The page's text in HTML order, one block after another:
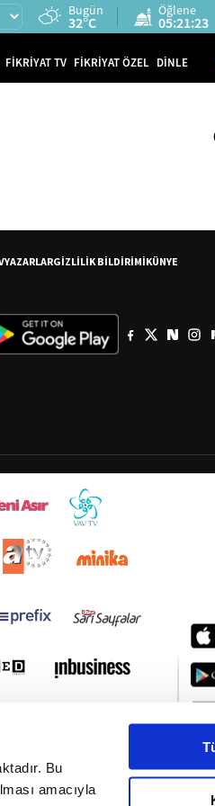
Bu
amacıyla
Bugün
32°C
Öğlene
05:21:23
FİKRİYAT TV FİKRİYAT ÖZEL DİNLE
YAZARLARGİZLİLİK BİLDİRİMİKÜNYE